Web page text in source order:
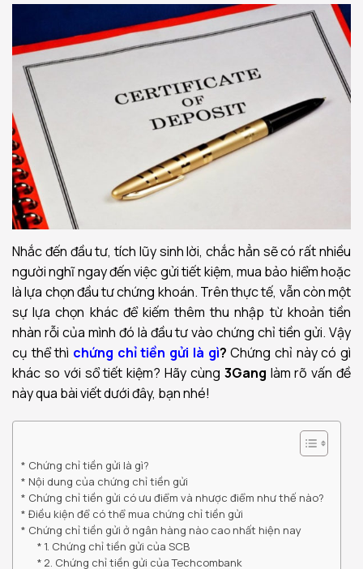
Nhắc đến đầu tư, tích lũy sinh lời, chắc hẳn sẽ có rất nhiều
người nghĩ ngay đến việc gửi tiết kiệm, mua bảo hiểm hoặc
là lựa chọn đầu tư chứng khoán. Trên thực tế, vẫn còn một
sự lựa chọn khác để kiếm thêm thu nhập từ khoản tiền
nhàn rỗi của mình đó là đầu tư vào chứng chỉ tiền gửi. Vậy
cụ thể thì chứng chỉ tiền gửi là gì? Chứng chỉ này có gì
khác so với sổ tiết kiệm? Hãy cùng 3Gang làm rõ vấn đề
này qua bài viết dưới đây, bạn nhé!
Chứng chỉ tiền gửi là gì?
Nội dung của chứng chỉ tiền gửi
Chứng chỉ tiền gửi có ưu điểm và nhược điểm như thế nào?
Điều kiện để có thể mua chứng chỉ tiền gửi
Chứng chỉ tiền gửi ở ngân hàng nào cao nhất hiện nay
1. Chứng chỉ tiền gửi của SCB
2. Chứng chỉ tiền gửi của Techcombank